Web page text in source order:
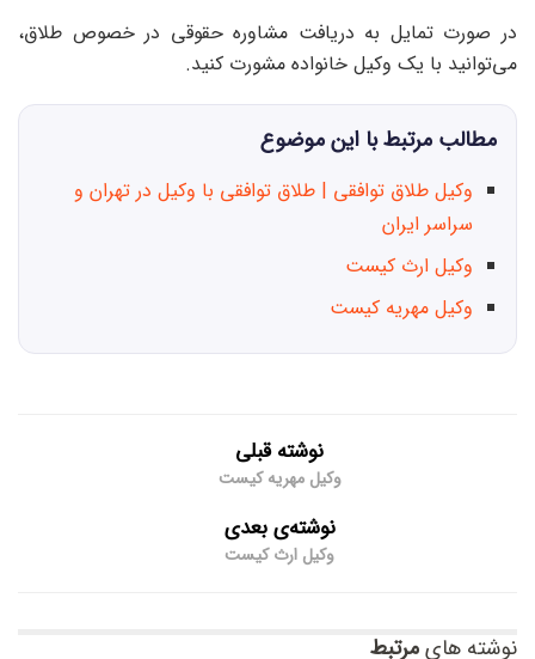
در صورت تمایل به دریافت مشاوره حقوقی در خصوص طلاق،
می‌توانید با یک وکیل خانواده مشورت کنید.
مطالب مرتبط با این موضوع
وکیل طلاق توافقی | طلاق توافقی با وکیل در تهران و
سراسر ایران
وکیل ارث کیست
وکیل مهریه کیست
نوشته قبلی
وکیل مهریه کیست
نوشته‌ی بعدی
وکیل ارث کیست
نوشته هایمرتبط